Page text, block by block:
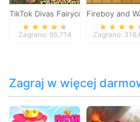
TikTok Divas Fairycore
Zagrano: 95,714
Fireboy and
Zagrano:
Zagraj w więcej